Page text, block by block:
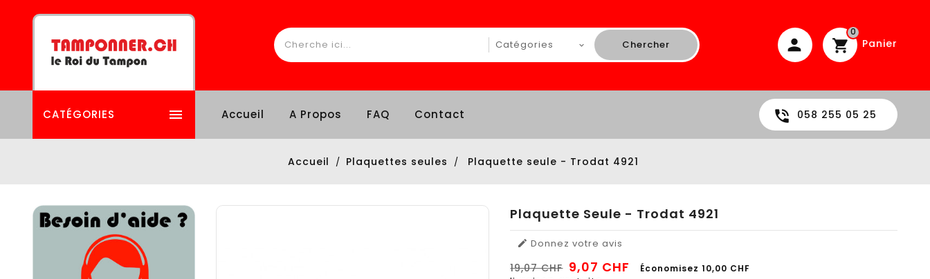
Panier
0
Chercher
CATÉGORIES  058 255 05 25
Accueil A Propos FAQ Contact
Accueil Plaquettes seules Plaquette seule - Trodat 4921
Plaquette Seule - Trodat 4921
 Donnez votre avis
19,07 CHF 9,07 CHF Économisez 10,00 CHF